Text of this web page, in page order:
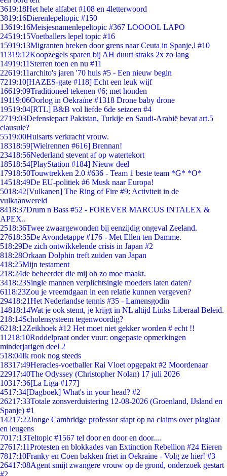
3619:18Het hele alfabet #108 en 4letterwoord
3819:16Dierenlepeltopic #150
13619:16Meisjesnamenlepeltopic #367 LOOOOL LAPO
24519:15Voetballers lepel topic #16
15919:13Migranten breken door grens naar Ceuta in Spanje,l #10
11319:12Koopzegels sparen bij AH duurt straks 2x zo lang
14919:11 Sterren toen en nu #11
22619:11archito's jaren '70 huis #5 - Een nieuw begin
7219:10[HAZES-gate #118] Echt een leuk wijf
16619:09Traditioneel tekenen #6; met honden
19119:06Oorlog in Oekraïne #1318 Drone baby drone
19519:04[RTL] B&B vol liefde 6de seizoen #4
2719:03Defensiepact Pakistan, Turkije en Saudi-Arabië bevat art.5
clausule?
5519:00Huisarts verkracht vrouw.
18318:59[Wielrennen #616] Brennan!
23418:56Nederland stevent af op watertekort
18518:54[PlayStation #184] Nieuw deel
17918:50Touwtrekken 2.0 #636 - Team 1 beste team *G* *O*
14518:49De EU-politiek #6 Musk naar Europa!
5018:42[Vulkanen] The Ring of Fire #9: Activiteit in de
vulkaanwereld
8418:37Drum n Bass #52 - FOREVER MARCUS INTALEX &
APEX..
2518:36Twee zwaargewonden bij eenzijdig ongeval Zeeland.
27618:35De Avondetappe #176 - Met Ellen ten Damme.
518:29De zich ontwikkelende crisis in Japan #2
818:28Orkaan Dolphin treft zuiden van Japan
418:25Mijn testament
218:24de beheerder die mij oh zo moe maakt.
3418:23Single mannen verplichtsingle moeders laten daten?
6118:23Zou je vreemdgaan in een relatie kunnen vergeven?
29418:21Het Nederlandse tennis #35 - Lamensgodin
14818:14Wat je ook stemt, je krijgt in NL altijd Links Liberaal Beleid.
218:14Scholensysteem tegenwoordig?
6218:12Zeikhoek #12 Het moet niet gekker worden # echt !!
11218:10Roddelpraat onder vuur: ongepaste opmerkingen
minderjarigen deel 2
518:04Ik rook nog steeds
18317:49Heracles-voetballer Rai Vloet opgepakt #2 Moordenaar
22917:40The Odyssey (Christopher Nolan) 17 juli 2026
10317:36[La Liga #177]
4517:34[Dagboek] What's in your head? #2
26217:33Totale zonsverduistering 12-08-2026 (Groenland, IJsland en
Spanje) #1
14217:22Jonge Cambridge professor stapt op na claims over plagiaat
en leugens
7017:13Teltopic #1567 tel door en door en door....
27617:11Protesten en blokkades van Extinction Rebellion #24 Eieren
7817:10Franky en Coen bakken friet in Oekraïne - Volg ze hier! #3
26417:08Agent smijt zwangere vrouw op de grond, onderzoek gestart
#2